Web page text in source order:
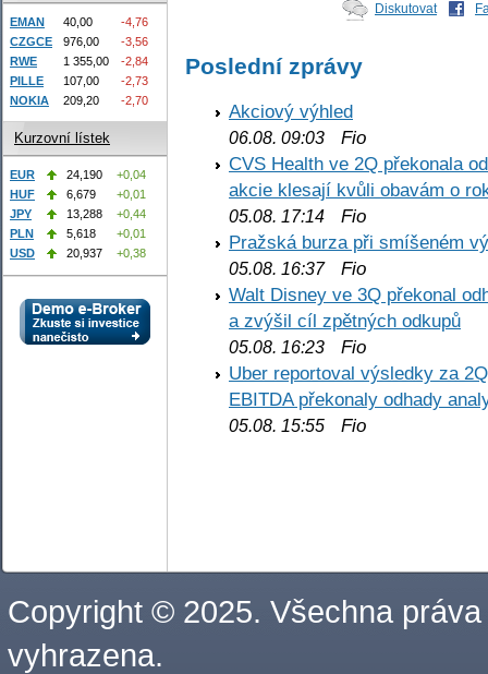
Diskutovat
Poslední zprávy
Akciový výhled
06.08. 09:03 Fio
CVS Health ve 2Q překonala
akcie klesají kvůli obavám o
05.08. 17:14 Fio
Pražská burza při smíšeném
05.08. 16:37Fio
Walt Disney ve 3Q překonal
a zvýšil cíl zpětných odkupů
05.08. 16:23 Fio
Uber reportoval výsledky za
EBITDA překonaly odhady
05.08. 15:55 Fio
EMAN 40,00
-4,76
CZGCE
976,00
-3,56
RWE
1 355,00
-2,84
PILLE
107,00
-2,73
NOKIA
209,20 -2,70
Kurzovní lístek
EUR 24,190
+0,04
HUF
6,679
+0,01
JPY
13,288
+0,44
PLN
5,618
+0,01
USD
20,937 +0,38
Copyright © 2025. Všechna práva
vyhrazena.